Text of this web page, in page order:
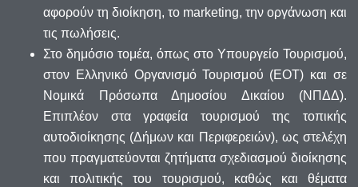
αφορούν τη διοίκηση, το marketing, την οργάνωση και
τις πωλήσεις.
Στο δημόσιο τομέα, όπως στο Υπουργείο Τουρισμού,
στον Ελληνικό Οργανισμό Τουρισμού (ΕΟΤ) και σε
Νομικά Πρόσωπα Δημοσίου Δικαίου (ΝΠΔΔ).
Επιπλέον στα γραφεία τουρισμού της τοπικής
αυτοδιοίκησης (Δήμων και Περιφερειών), ως στελέχη
που πραγματεύονται ζητήματα σχεδιασμού διοίκησης
και πολιτικής του τουρισμού, καθώς και θέματα